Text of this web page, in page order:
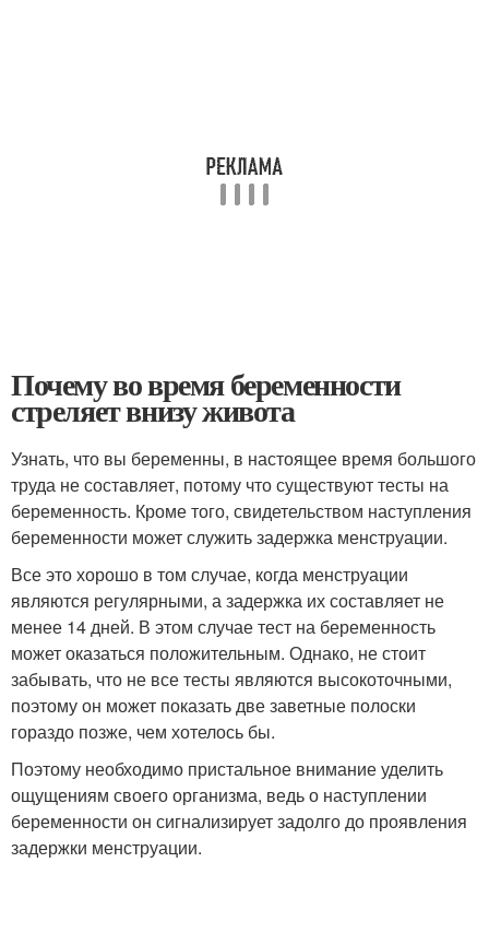
Почему во время беременности
стреляет внизу живота
Узнать, что вы беременны, в настоящее время большого
труда не составляет, потому что существуют тесты на
беременность. Кроме того, свидетельством наступления
беременности может служить задержка менструации.
Все это хорошо в том случае, когда менструации
являются регулярными, а задержка их составляет не
менее 14 дней. В этом случае тест на беременность
может оказаться положительным. Однако, не стоит
забывать, что не все тесты являются высокоточными,
поэтому он может показать две заветные полоски
гораздо позже, чем хотелось бы.
Поэтому необходимо пристальное внимание уделить
ощущениям своего организма, ведь о наступлении
беременности он сигнализирует задолго до проявления
задержки менструации.